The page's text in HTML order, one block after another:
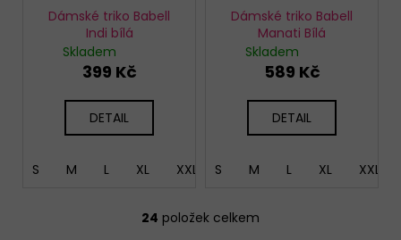
Dámské triko Babell
Indi bílá
Skladem
399 Kč
DETAIL
S M L XL XXL XXXL
Dámské triko Babell
Manati Bílá
Skladem
589 Kč
DETAIL
S M L XL XXL
O
24 položek celkem